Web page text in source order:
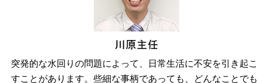
突発的な水回りの問題によって、日常生活に不安を引き起こ
すことがあります。些細な事柄であっても、どんなことでも